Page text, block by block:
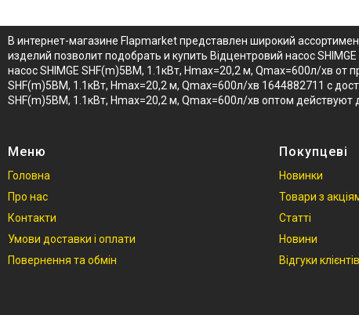
В интернет-магазине Flapmarket представлен широкий
изделий позволит подобрать и купить Відцентровий насос
насос SHIMGE SHF(m)5BM, 1.1кВт, Нmax=20,2 м, Qmax=600л/хв
SHF(m)5BM, 1.1кВт, Нmax=20,2 м, Qmax=600л/хв 1644882711 с
SHF(m)5BM, 1.1кВт, Нmax=20,2 м, Qmax=600л/хв оптом
Меню
Головна
Про нас
Контакти
Умови доставки і оплати
Повернення та обмін
Покупцеві
Новинки
Товари з
Статті
Новини
Відгуки клієнтів